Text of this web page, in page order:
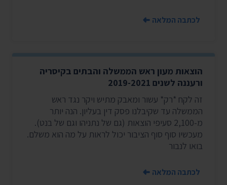
לכתבה המלאה
הוצאות מעון ראש הממשלה והבתים בקיסריה
ורעננה לשנים 2019-2021
זה לקח *רק* עשור ומאבק מתיש ויקר נגד ראש
הממשלה עד שקיבלנו פסק דין בעליון. הנה יותר
מ-2,100 סעיפי הוצאות (גם של נתניהו וגם של בנט).
מעכשיו סוף סוף הציבור יכול לראות על מה הוא משלם.
בואו לנבור
לכתבה המלאה